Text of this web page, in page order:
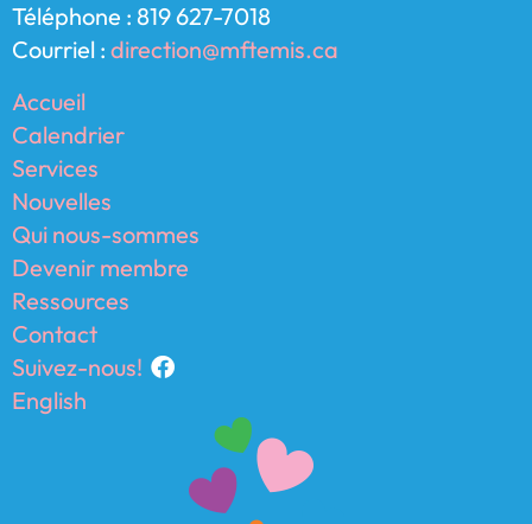
Téléphone : 819 627-7018
Courriel : direction@mftemis.ca
Accueil
Calendrier
Services
Nouvelles
Qui nous-sommes
Devenir membre
Ressources
Contact
Suivez-nous!
English